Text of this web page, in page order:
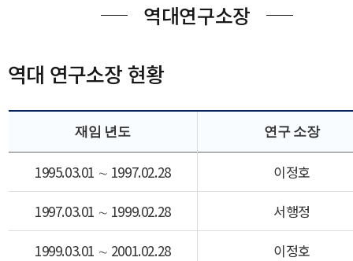
역대연구소장
역대 연구소장 현황
재임 년도 연구 소장
1995.03.01 ∼ 1997.02.28
이정호
1997.03.01 ∼ 1999.02.28
서행정
1999.03.01 ∼ 2001.02.28
이정호